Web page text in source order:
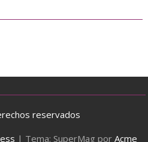
reservados
| Tema: SuperMag por Acme